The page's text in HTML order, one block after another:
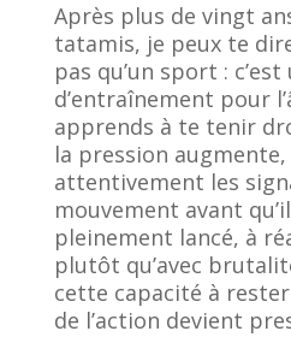
Après plus de vingt
tatamis, je peux te
pas qu’un sport :
d’entraînement pour
apprends à te tenir
la pression
attentivement les
mouvement avant
pleinement lancé, à
plutôt qu’avec
cette capacité à
de l’action devient